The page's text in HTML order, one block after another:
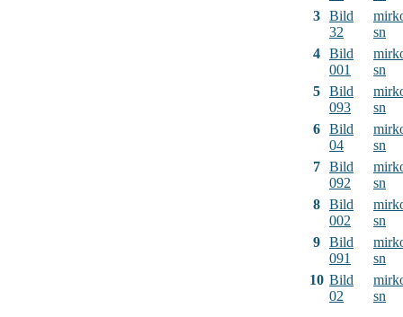
3 Bild
32
sn
4 Bild
001
sn
5 Bild
093
sn
6 Bild
04
sn
7 Bild
092
sn
8 Bild
002
sn
9 Bild
091
sn
10 Bild
02
sn